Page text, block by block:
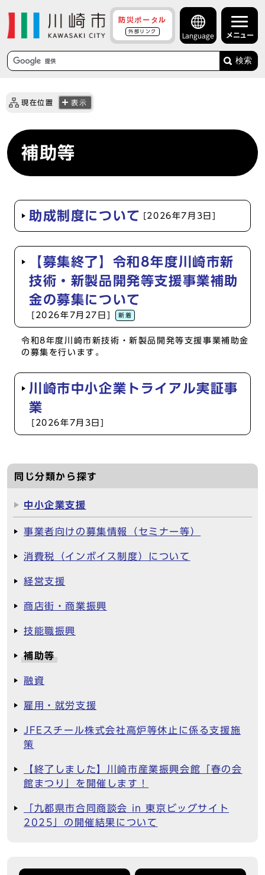
防災ポータル
外部リンク
Language メニュー
検索
現在位置 表示
補助等
助成制度について [2026年7月3日]
【募集終了】令和8年度川崎市新
技術・新製品開発等支援事業補助
金の募集について
[2026年7月27日] 新着
令和8年度川崎市新技術・新製品開発等支援事業補助金
の募集を行います。
川崎市中小企業トライアル実証事
業
[2026年7月3日]
同じ分類から探す
中小企業支援
事業者向けの募集情報（セミナー等）
消費税（インボイス制度）について
経営支援
商店街・商業振興
技能職振興
補助等
融資
雇用・就労支援
JFEスチール株式会社高炉等休止に係る支援施
策
【終了しました】川崎市産業振興会館「春の会
館まつり」を開催します！
「九都県市合同商談会 in 東京ビッグサイト
2025」の開催結果について